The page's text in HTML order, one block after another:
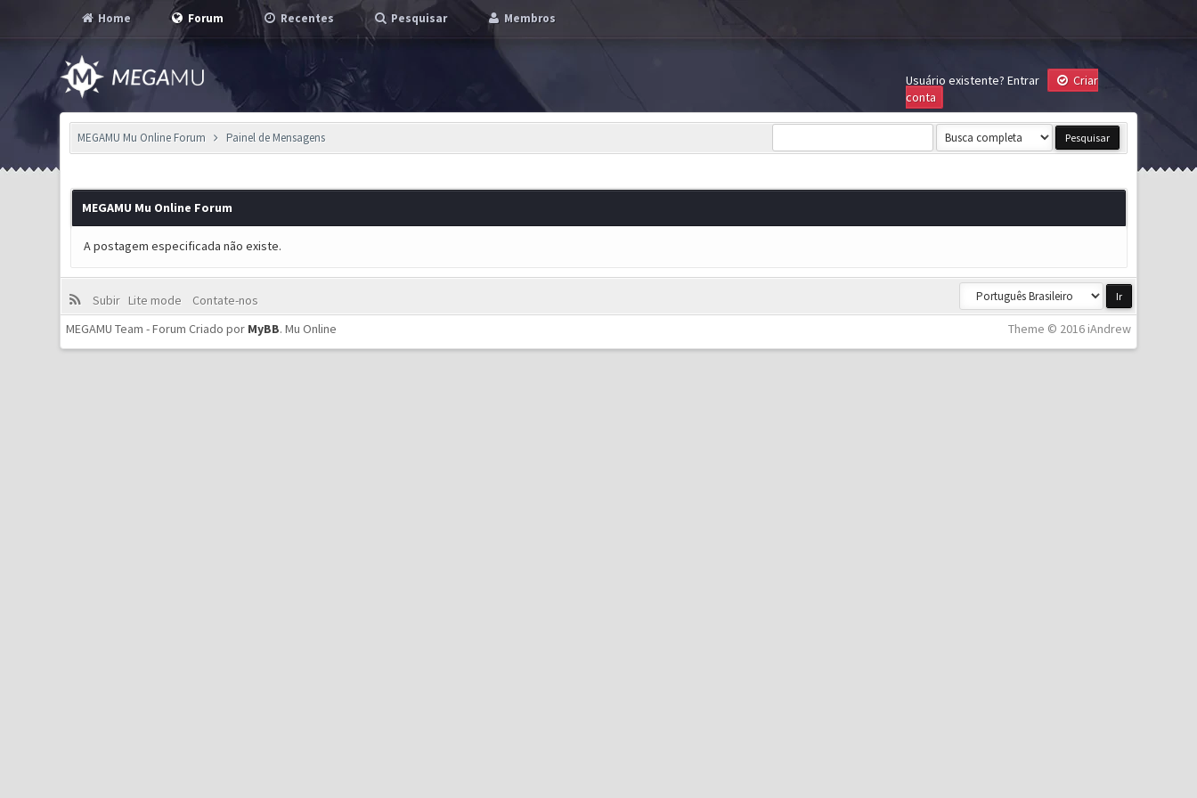
Home Forum Recentes Pesquisar Membros
Usuário existente? Entrar
Criar
conta
MEGAMU Mu Online Forum Painel de Mensagens
MEGAMU Mu Online Forum
A postagem especificada não existe.
Subir Lite mode
Contate-nos
Theme © 2016 iAndrew
MEGAMU Team - Forum Criado por MyBB.Mu Online